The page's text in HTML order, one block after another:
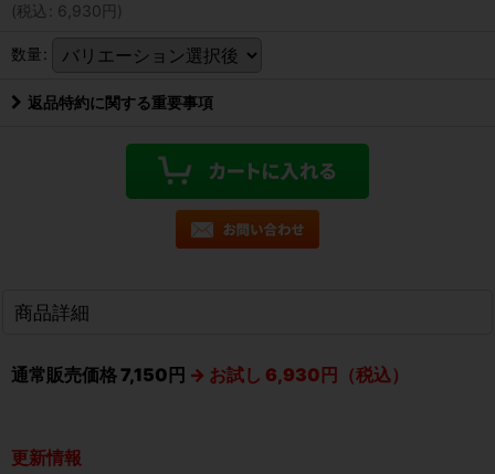
(税込 : 6,930円 )
数量:
返品特約に関する重要事項
商品詳細
通常販売価格 7,150円 → お試し 6,930円（税込）
更新情報